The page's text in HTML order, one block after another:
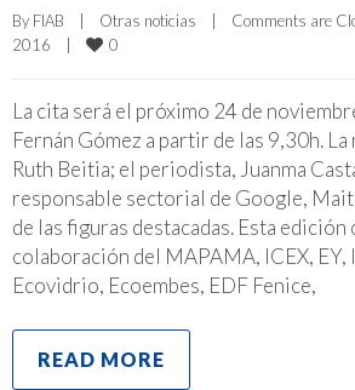
By FIAB | Otras noticias | Comments are
2016
| 0
La cita será el próximo 24 de
Fernán Gómez a partir de las 9,30h.
Ruth Beitia; el periodista, Juanma
responsable sectorial de Google,
de las figuras destacadas. Esta edición
colaboración del MAPAMA, ICEX, EY,
Ecovidrio, Ecoembes, EDF Fenice,
READ MORE